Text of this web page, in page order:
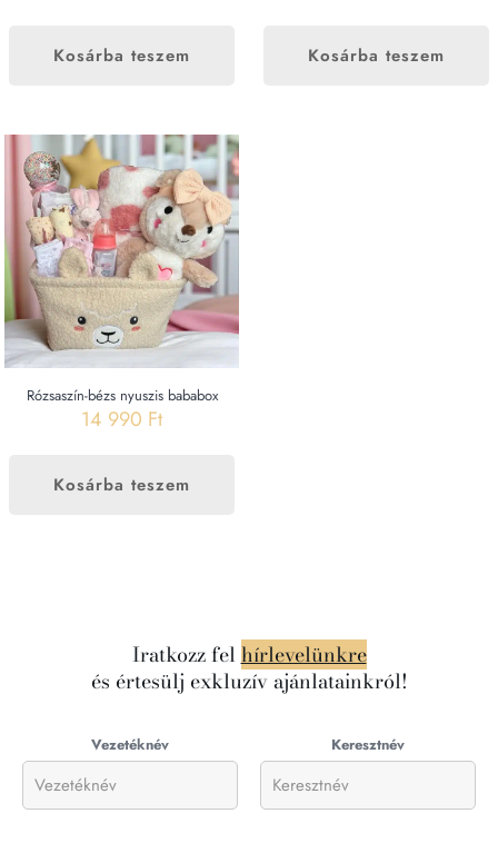
Kosárba teszem Kosárba teszem
Rózsaszín-bézs nyuszis bababox
14 990 Ft
Kosárba teszem
Iratkozz felhírlevelünkre
és értesülj exkluzív ajánlatainkról!
Vezetéknév Keresztnév